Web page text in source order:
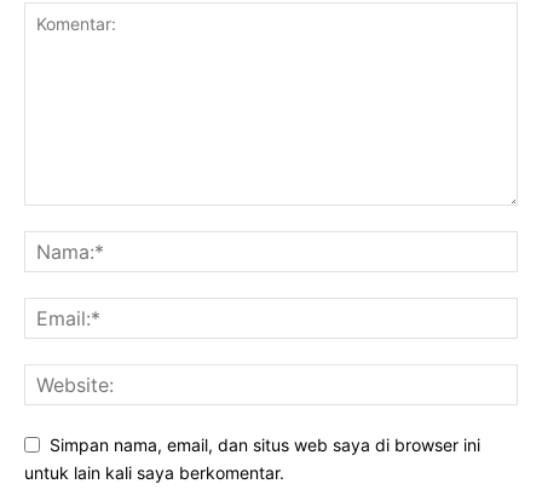
Simpan nama, email, dan situs web saya di browser ini
untuk lain kali saya berkomentar.